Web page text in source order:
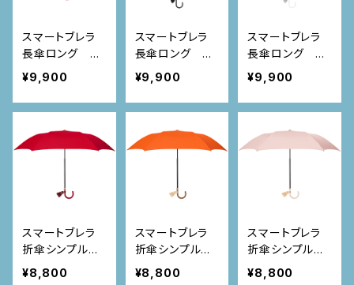
スマートブレラ
長傘ロング ネ
イビードットスト
ライプ
¥9,900
スマートブレラ
長傘ロング ブ
ラックドットスト
ライプ
¥9,900
スマートブレラ
長傘ロング シ
ルバードットスト
ライプ
¥9,900
スマートブレラ
折傘シンプル
アップルレッド
¥8,800
スマートブレラ
折傘シンプル
キャロットオレン
¥8,800
スマートブレラ
折傘シンプル
サクラ
¥8,800